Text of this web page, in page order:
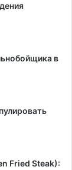
в
Fried Steak):